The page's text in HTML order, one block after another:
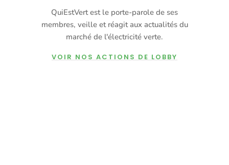
QuiEstVert est le porte-parole de ses
membres, veille et réagit aux actualités du
marché de l'électricité verte.
VOIR NOS ACTIONS DE LOBBY